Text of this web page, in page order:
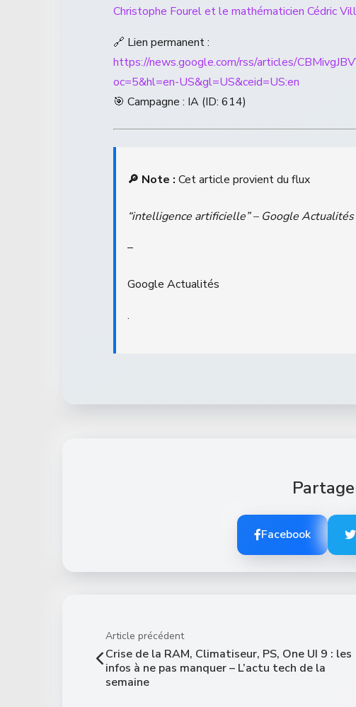
Christophe Fourel et le mathématicien Cédric
🔗 Lien permanent :
https://news.google.com/rss/articles/
oc=5&hl=en-US&gl=US&ceid=US:en
🎯 Campagne : IA (ID: 614)
🔎 Note : Cet article provient du flux
“intelligence artificielle” – Google Actualités
–
Google Actualités
.
Facebook
Article précédent
Crise de la RAM, Climatiseur, PS, One UI 9 : les
infos à ne pas manquer – L’actu tech de la
semaine